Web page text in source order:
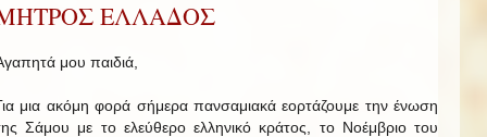
ΕΛΛΑΔΟΣ
μου παιδιά,
μια ακόμη φορά σήμερα πανσαμιακά εορτάζουμε την ένωση
Σάμου με το ελεύθερο ελληνικό κράτος, το Νοέμβριο του